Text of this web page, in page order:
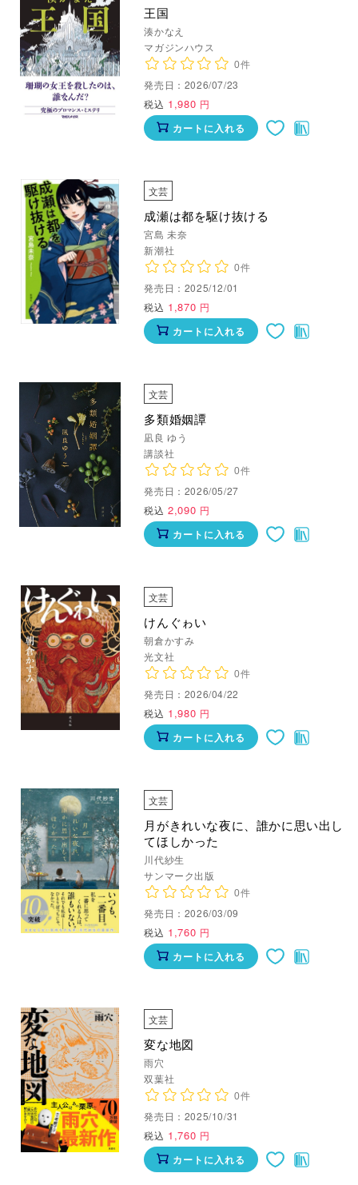
王国
湊かなえ
マガジンハウス
0件
発売日：2026/07/23
税込 1,980 円
カートに入れる
文芸
成瀬は都を駆け抜ける
宮島 未奈
新潮社
0件
発売日：2025/12/01
税込 1,870 円
カートに入れる
文芸
多類婚姻譚
凪良 ゆう
講談社
0件
発売日：2026/05/27
税込 2,090 円
カートに入れる
文芸
けんぐゎい
朝倉かすみ
光文社
0件
発売日：2026/04/22
税込 1,980 円
カートに入れる
文芸
月がきれいな夜に、誰かに思い出し
てほしかった
川代紗生
サンマーク出版
0件
発売日：2026/03/09
税込 1,760 円
カートに入れる
文芸
変な地図
雨穴
双葉社
0件
発売日：2025/10/31
税込 1,760 円
カートに入れる